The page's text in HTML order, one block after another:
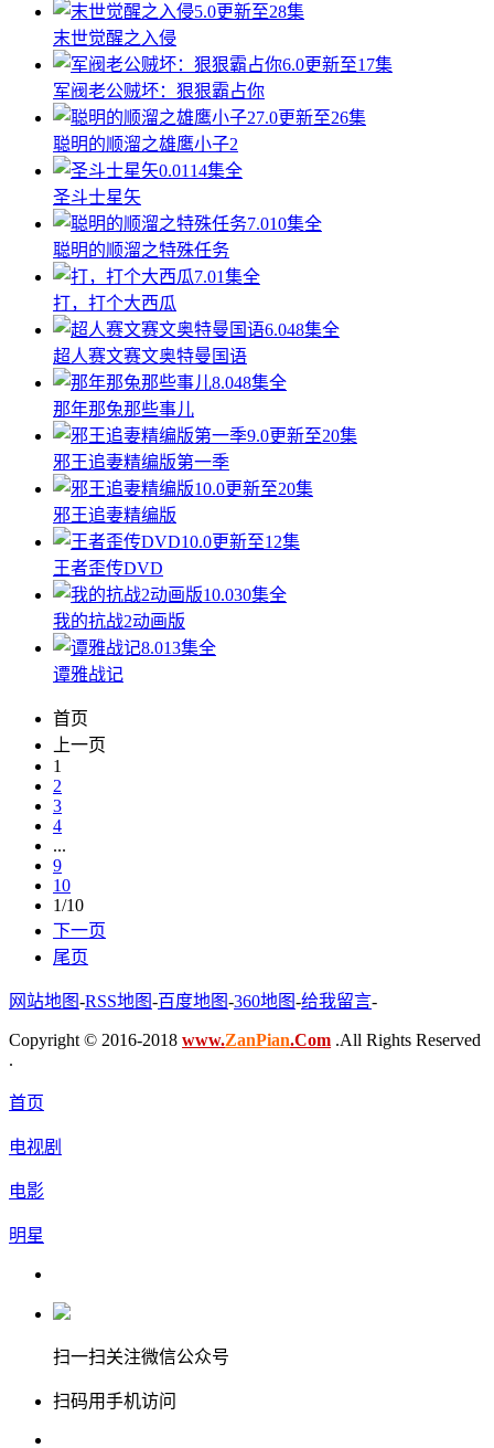
5.0更新至28集
末世觉醒之入侵
6.0更新至17集
军阀老公贼坏：狠狠霸占你
7.0更新至26集
聪明的顺溜之雄鹰小子2
0.0114集全
圣斗士星矢
7.010集全
聪明的顺溜之特殊任务
7.01集全
打，打个大西瓜
6.048集全
超人赛文赛文奥特曼国语
8.048集全
那年那兔那些事儿
9.0更新至20集
邪王追妻精编版第一季
10.0更新至20集
邪王追妻精编版
10.0更新至12集
王者歪传DVD
10.030集全
我的抗战2动画版
8.013集全
谭雅战记
首页
上一页
1
2
3
4
...
9
10
1/10
下一页
尾页
网站地图-RSS地图-百度地图-360地图-给我留言-
Copyright © 2016-2018 www.ZanPian.Com .All Rights Reserved
.
首页
电视剧
电影
明星
扫一扫关注微信公众号
扫码用手机访问